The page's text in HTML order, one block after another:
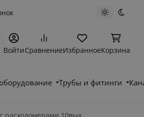
Светлая
ВойтиСравнениеИзбранноеКорзина
Трубы и фитинги